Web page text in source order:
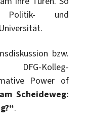
Politik- und
bzw.
Kolleg-
Power of
Scheideweg:
.